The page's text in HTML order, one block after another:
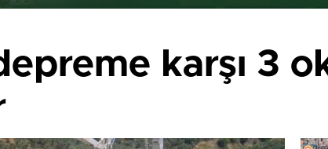
karşı 3